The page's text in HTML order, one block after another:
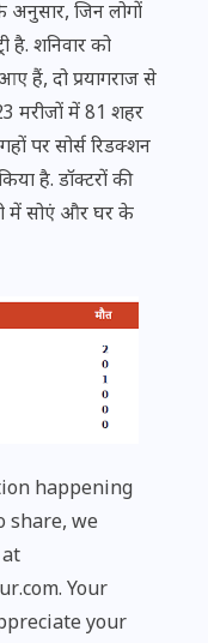
अनुसार, जिन लोगों
है. शनिवार को
हैं, दो प्रयागराज से
में 81 शहर
पर सोर्स रिडक्शन
है. डॉक्टरों की
में सोएं और घर के
happening
share, we
Your
your